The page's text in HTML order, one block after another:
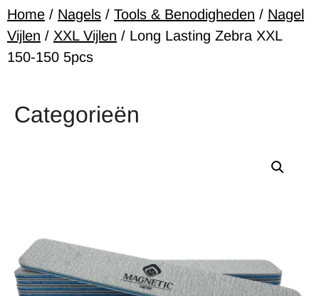
Home / Nagels / Tools & Benodigheden / Nagel
Vijlen / XXL Vijlen / Long Lasting Zebra XXL
150-150 5pcs
Categorieën